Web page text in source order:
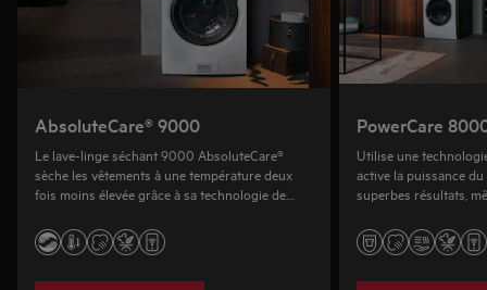
AbsoluteCare® 9000
Le lave-linge séchant 9000 AbsoluteCare®
sèche les vêtements à une température deux
fois moins élevée grâce à sa technologie de
PowerCare
Utilise une
active la puissance
superbes résultats,